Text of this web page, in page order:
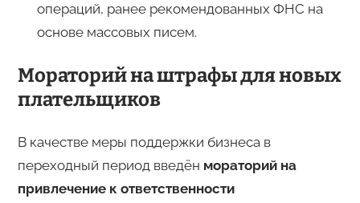
операций, ранее рекомендованных ФНС на
основе массовых писем.
Мораторий на штрафы для новых
плательщиков
В качестве меры поддержки бизнеса в
переходный период введён мораторий на
привлечение к ответственности